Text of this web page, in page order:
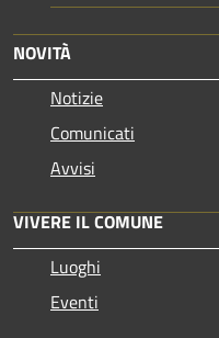
NOVITÀ
Notizie
Comunicati
Avvisi
VIVERE IL COMUNE
Luoghi
Eventi